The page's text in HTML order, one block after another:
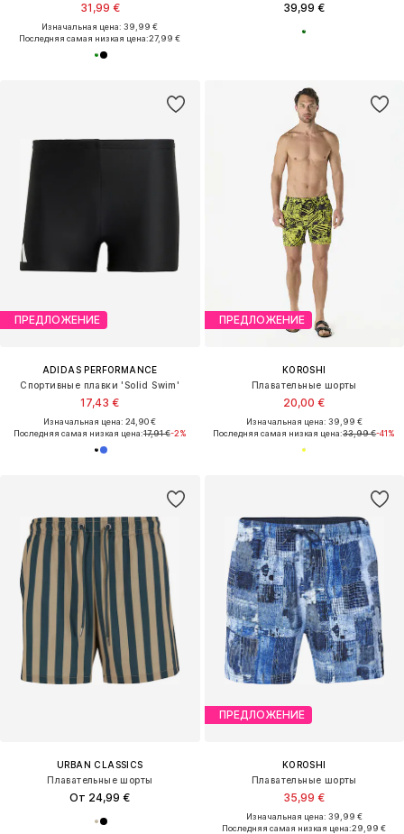
31,99 €
Изначальная цена: 39,99 €
Последняя самая низкая цена:27,99 €
39,99 €
ПРЕДЛОЖЕНИЕ
ADIDAS PERFORMANCE
Спортивные плавки 'Solid Swim'
17,43 €
Изначальная цена: 24,90 €
Последняя самая низкая цена:17,91 €-2%
ПРЕДЛОЖЕНИЕ
KOROSHI
Плавательные шорты
20,00 €
Изначальная цена: 39,99 €
Последняя самая низкая цена:33,99 €-41%
URBAN CLASSICS
Плавательные шорты
От 24,99 €
ПРЕДЛОЖЕНИЕ
KOROSHI
Плавательные шорты
35,99 €
Изначальная цена: 39,99 €
Последняя самая низкая цена:29,99 €